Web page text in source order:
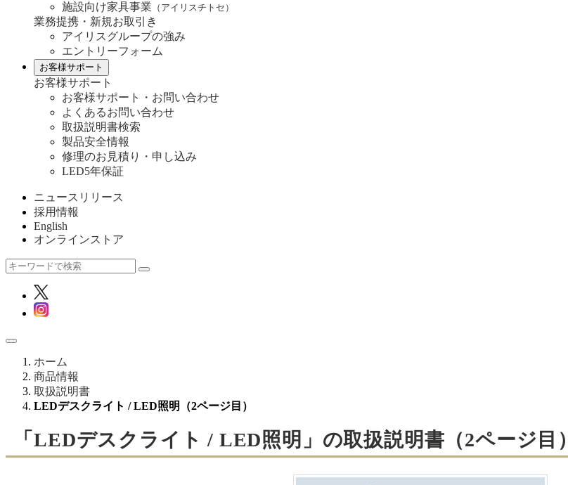
施設向け家具事業 （アイリスチトセ）
業務提携・新規お取引き
アイリスグループの強み
エントリーフォーム
お客様サポート
お客様サポート
お客様サポート・お問い合わせ
よくあるお問い合わせ
取扱説明書検索
製品安全情報
修理のお見積り・申し込み
LED5年保証
ニュースリリース
採用情報
English
オンラインストア
ホーム
商品情報
取扱説明書
LEDデスクライト / LED照明（2ページ目）
「LEDデスクライト / LED照明」の取扱説明書（2ページ目）